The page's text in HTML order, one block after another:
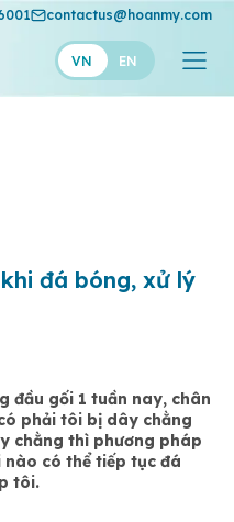
contactus@hoanmy.com
VN EN
đá bóng, xử lý
đầu gối 1 tuần nay, chân
phải tôi bị dây chằng
chằng thì phương pháp
có thể tiếp tục đá
tôi.